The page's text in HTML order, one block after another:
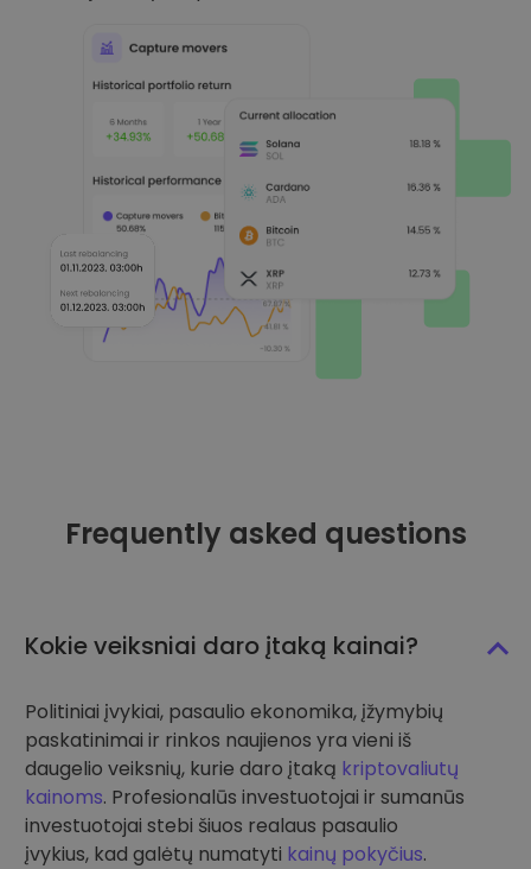
Frequently asked questions
Kokie veiksniai daro įtaką kainai?
Politiniai įvykiai, pasaulio ekonomika, įžymybių
paskatinimai ir rinkos naujienos yra vieni iš
daugelio veiksnių, kurie daro įtaką kriptovaliutų
kainoms. Profesionalūs investuotojai ir sumanūs
investuotojai stebi šiuos realaus pasaulio
įvykius, kad galėtų numatyti kainų pokyčius.